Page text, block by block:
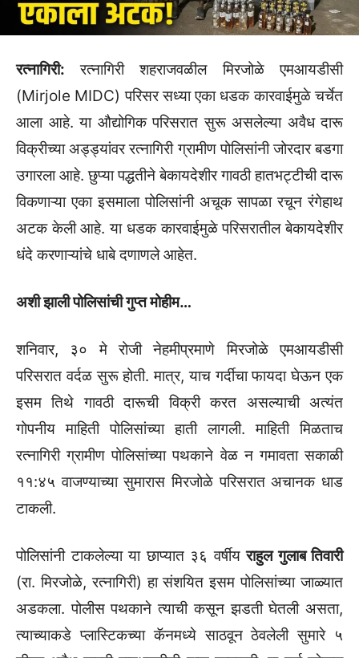
रत्नागिरी:रत्नागिरी शहराजवळील मिरजोळे एमआयडीसी
(Mirjole MIDC) परिसर सध्या एका धडक कारवाईमुळे चर्चेत
आला आहे. या औद्योगिक परिसरात सुरू असलेल्या अवैध दारू
विक्रीच्या अड्ड्यांवर रत्नागिरी ग्रामीण पोलिसांनी जोरदार बडगा
उगारला आहे. छुप्या पद्धतीने बेकायदेशीर गावठी हातभट्टीची दारू
विकणाऱ्या एका इसमाला पोलिसांनी अचूक सापळा रचून रंगेहाथ
अटक केली आहे. या धडक कारवाईमुळे परिसरातील बेकायदेशीर
धंदे करणाऱ्यांचे धाबे दणाणले आहेत.
अशी झाली पोलिसांची गुप्त मोहीम…
शनिवार, ३० मे रोजी नेहमीप्रमाणे मिरजोळे एमआयडीसी
परिसरात वर्दळ सुरू होती. मात्र, याच गर्दीचा फायदा घेऊन एक
इसम तिथे गावठी दारूची विक्री करत असल्याची अत्यंत
गोपनीय माहिती पोलिसांच्या हाती लागली. माहिती मिळताच
रत्नागिरी ग्रामीण पोलिसांच्या पथकाने वेळ न गमावता सकाळी
११:४५ वाजण्याच्या सुमारास मिरजोळे परिसरात अचानक धाड
टाकली.
पोलिसांनी टाकलेल्या या छाप्यात ३६ वर्षीयराहुल गुलाब तिवारी
(रा. मिरजोळे, रत्नागिरी) हा संशयित इसम पोलिसांच्या जाळ्यात
अडकला. पोलीस पथकाने त्याची कसून झडती घेतली असता,
त्याच्याकडे प्लास्टिकच्या कॅनमध्ये साठवून ठेवलेली सुमारे ५